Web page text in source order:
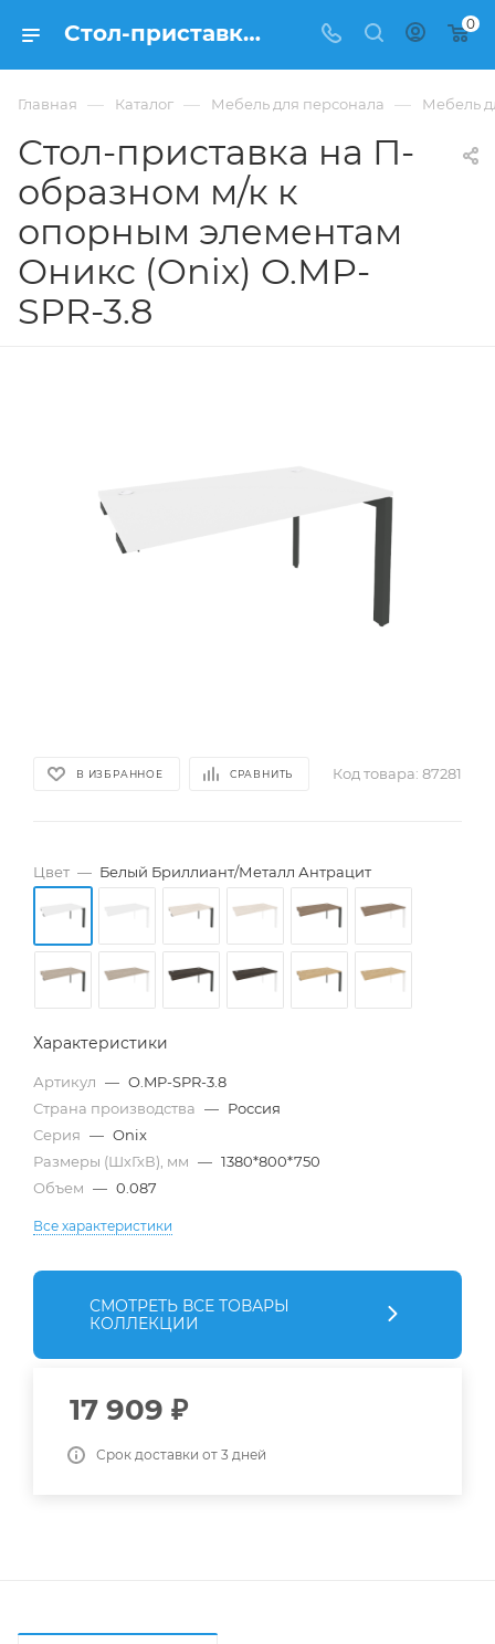
Стол-приставка на П-образном м/к к опорным элементам Оникс (Onix) O.MP-SPR-3.8 из ЛДСП купить в Москве, цена 17 909 ₽ - интернет-магазин ФРАНКОМ 0
Главная — Каталог — Мебель для персонала — Мебель
Стол-приставка на П-
образном м/к к
опорным элементам
Оникс (Onix) O.MP-
SPR-3.8
В ИЗБРАННОЕ СРАВНИТЬ Код товара: 87281
Цвет — Белый Бриллиант/Металл Антрацит
Характеристики
Артикул — O.MP-SPR-3.8
Страна производства — Россия
Серия — Onix
Размеры (ШхГхВ), мм — 1380*800*750
Объем — 0.087
Все характеристики
СМОТРЕТЬ ВСЕ ТОВАРЫ
КОЛЛЕКЦИИ
17 909 ₽
Срок доставки от 3 дней